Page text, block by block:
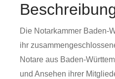
Die Notarkammer Baden-
ihr
Notare aus Baden-
und Ansehen ihrer